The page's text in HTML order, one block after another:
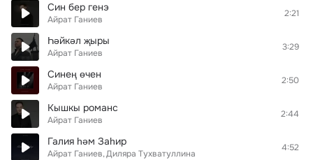
Син бер генэ
Айрат Ганиев
2:21
Һәйкәл җыры
Айрат Ганиев
3:29
Синең өчен
Айрат Ганиев
2:50
Кышкы романс
Айрат Ганиев
2:44
Галия һәм Заһир
Айрат Ганиев Диляра Тухватуллина
4:52